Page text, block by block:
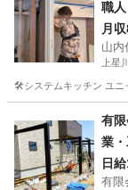
月
山内
上星
🛠システムキッチン ユニ
有
業・
日
有限